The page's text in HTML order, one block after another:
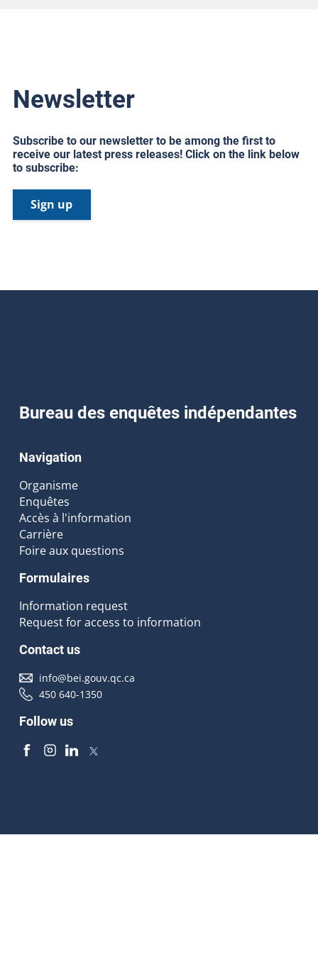
Newsletter
Subscribe to our newsletter to be among the first to
receive our latest press releases! Click on the link below
to subscribe:
Sign up
Bureau des enquêtes indépendantes
Navigation
Organisme
Enquêtes
Accès à l'information
Carrière
Foire aux questions
Formulaires
Information request
Request for access to information
Contact us
info@bei.gouv.qc.ca
450 640-1350
Follow us